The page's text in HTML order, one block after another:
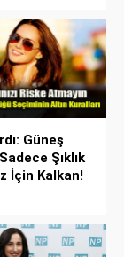
Güneş
Şıklık
İçin Kalkan!